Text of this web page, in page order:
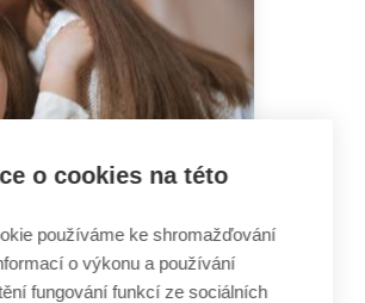
jděte
o cookies na této
používáme ke shromažďování
o výkonu a používání
fungování funkcí ze sociálních